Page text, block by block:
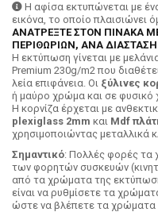
Η αφίσα εκτυπώνεται με
εικόνα, το οποίο πλαισιώνει
ΑΝΑΤΡΕΞΤΕ ΣΤΟΝ ΠΙΝΑΚΑ
ΠΕΡΙΘΩΡΙΩΝ, ΑΝΑ
H εκτύπωση γίνεται με
Premium 230g/m2 που
λεία επιφάνεια. Οι ξύλινες
ή μαύρο χρώμα και σε
Η κορνίζα έρχεται με
plexiglass 2mm και Mdf
χρησιμοποιώντας μεταλλικά
Σημαντικό: Πολλές φορές τα
των φορητών συσκευών
από τα χρώματα της
είναι να ρυθμίσετε τα
ώστε να βλέπετε τα χρώματα